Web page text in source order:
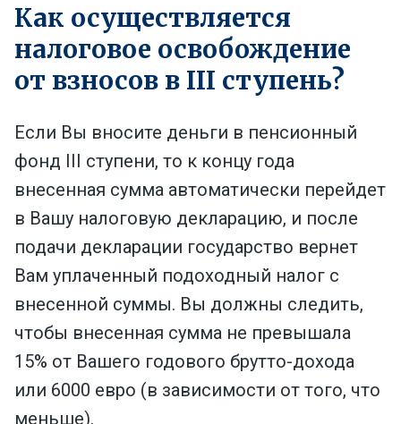
Как осуществляется
налоговое освобождение
от взносов в III ступень?
Если Вы вносите деньги в пенсионный
фонд III ступени, то к концу года
внесенная сумма автоматически перейдет
в Вашу налоговую декларацию, и после
подачи декларации государство вернет
Вам уплаченный подоходный налог с
внесенной суммы. Вы должны следить,
чтобы внесенная сумма не превышала
15% от Вашего годового брутто-дохода
или 6000 евро (в зависимости от того, что
меньше).